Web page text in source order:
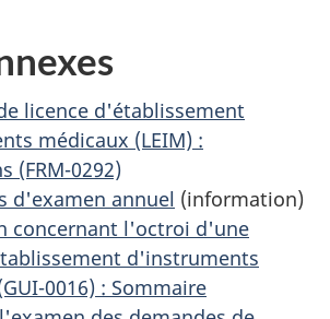
licence d'établissement
médicaux (LEIM) :
(FRM-0292)
d'examen annuel (information)
concernant l'octroi d'une
d'instruments
0016) : Sommaire